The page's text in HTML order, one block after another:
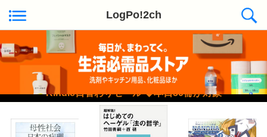
LogPo!2ch
Kindle日替わりセール ◆本日50冊が対象